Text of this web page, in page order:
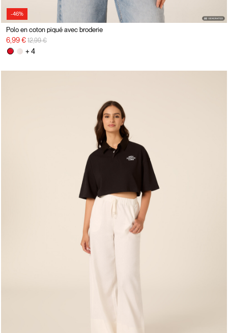
-46%
Polo en coton piqué avec broderie
6,99 € Prix réduit de
12,99 €à
+ 4